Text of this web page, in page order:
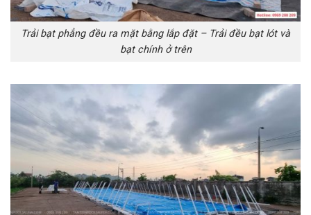
Trải bạt phẳng đều ra mặt bằng lắp đặt – Trải đều bạt lót và
bạt chính ở trên